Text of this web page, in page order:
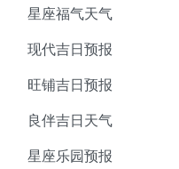
星座福气天气
现代吉日预报
旺铺吉日预报
良伴吉日天气
星座乐园预报